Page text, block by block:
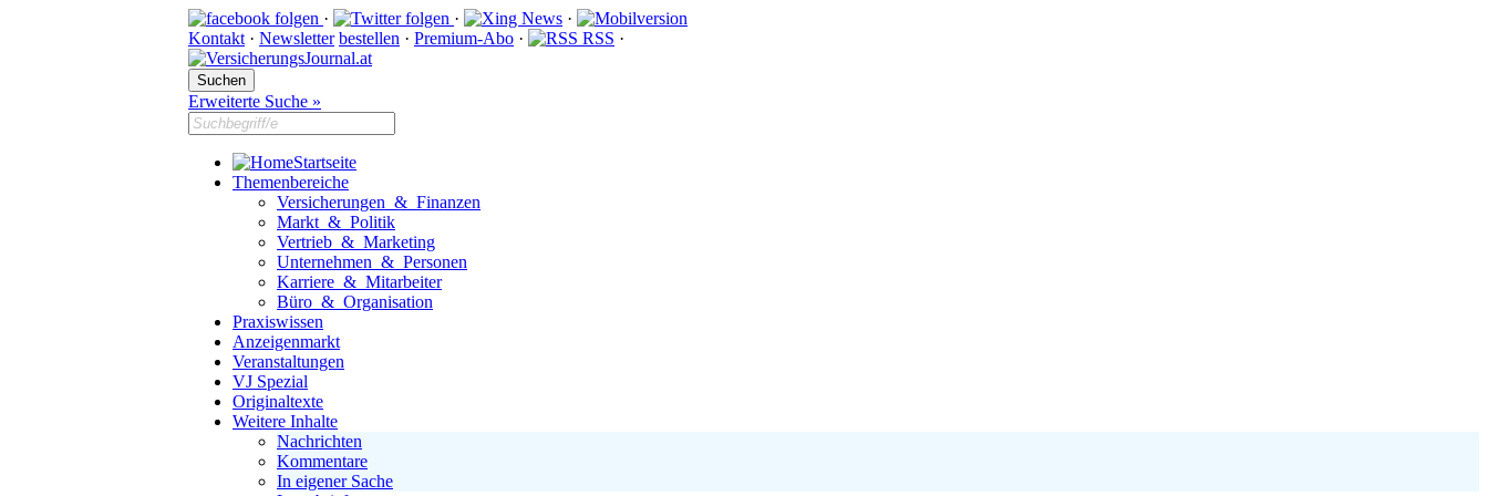
· ·
·
Kontakt · Newsletter bestellen · Premium-Abo · RSS ·
Erweiterte Suche »
Startseite
Themenbereiche
Versicherungen & Finanzen
Markt & Politik
Vertrieb & Marketing
Unternehmen & Personen
Karriere & Mitarbeiter
Büro & Organisation
Praxiswissen
Anzeigenmarkt
Veranstaltungen
VJ Spezial
Originaltexte
Weitere Inhalte
Nachrichten
Kommentare
In eigener Sache